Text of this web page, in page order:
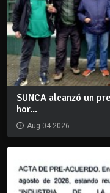
SUNCA alcanzó un
hor...
Aug 04 2026